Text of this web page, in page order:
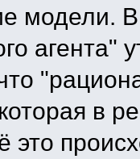
модели.
агента"
в
это